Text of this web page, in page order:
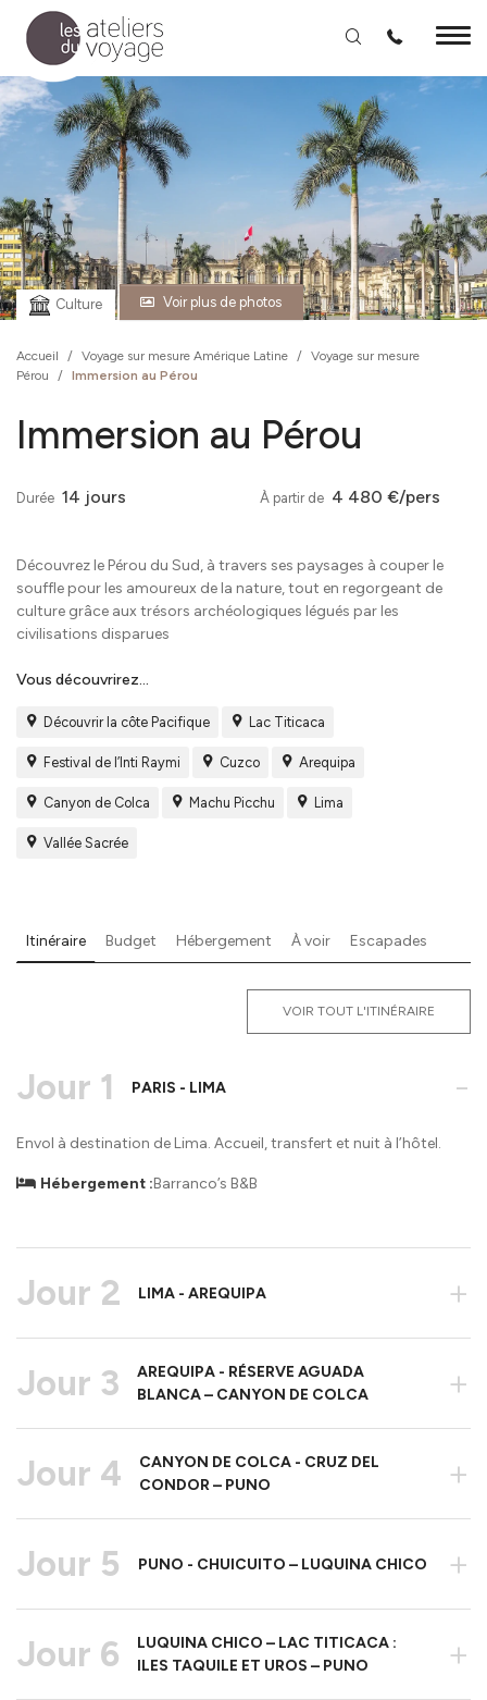
Aller au contenu principal
Culture Voir plus de photos
Accueil / Voyage sur mesure Amérique Latine / Voyage sur mesure
Pérou
/ Immersion au Pérou
Immersion au Pérou
Durée 14 jours À partir de 4 480 €/pers
Découvrez le Pérou du Sud, à travers ses paysages à couper le
souffle pour les amoureux de la nature, tout en regorgeant de
culture grâce aux trésors archéologiques légués par les
civilisations disparues
Vous découvrirez...
Découvrir la côte Pacifique Lac Titicaca
Festival de l’Inti Raymi Cuzco Arequipa
Canyon de Colca Machu Picchu Lima
Vallée Sacrée
Itinéraire Budget Hébergement À voir Escapades
VOIR TOUT L'ITINÉRAIRE
Jour 1 PARIS - LIMA -
Envol à destination de Lima. Accueil, transfert et nuit à l’hôtel.
Hébergement :Barranco’s B&B
Jour 2 LIMA - AREQUIPA +
Jour 3
AREQUIPA - RÉSERVE AGUADA
BLANCA – CANYON DE COLCA
+
Jour 4
CANYON DE COLCA - CRUZ DEL
CONDOR – PUNO
+
Jour 5 PUNO - CHUICUITO – LUQUINA CHICO +
Jour 6
LUQUINA CHICO – LAC TITICACA :
ILES TAQUILE ET UROS – PUNO
+